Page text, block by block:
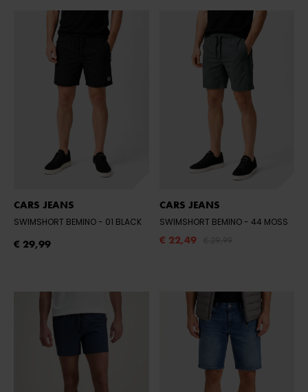
CARS JEANS
SWIMSHORT BEMINO - 01 BLACK
€ 29,99
CARS JEANS
SWIMSHORT BEMINO - 44 MOSS
€ 22,49